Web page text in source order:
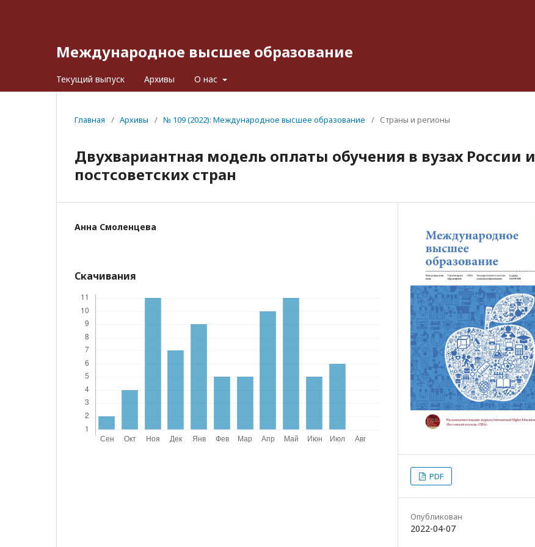
Международное высшее образование
Текущий выпуск Архивы О нас
Главная / Архивы / № 109 (2022): Международное высшее образование / Страны и регионы
Двухвариантная модель оплаты обучения в вузах России и
постсоветских стран
Анна Смоленцева
Скачивания
PDF
Опубликован
2022-04-07